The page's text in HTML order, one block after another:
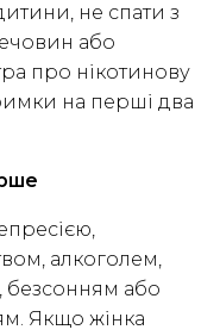
не спати з
або
про нікотинову
на перші два
алкоголем,
безсонням або
Якщо жінка